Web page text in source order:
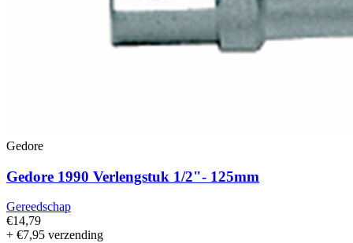
Gedore
Gedore 1990 Verlengstuk 1/2"- 125mm
Gereedschap
€14,79
+ €7,95 verzending